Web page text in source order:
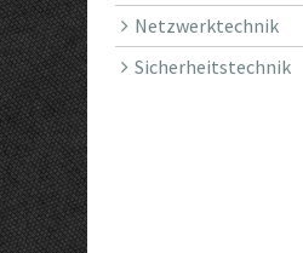
Netzwerktechnik
Sicherheitstechnik